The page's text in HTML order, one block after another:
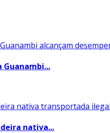
Guanambi...
nativa...